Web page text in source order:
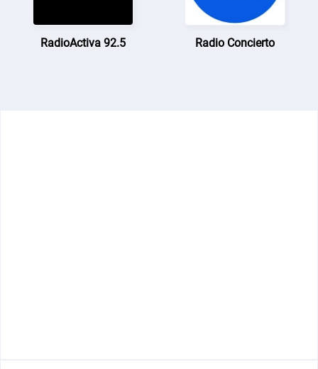
RadioActiva 92.5 Radio Concierto